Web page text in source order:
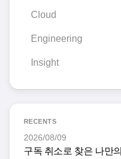
Cloud
Engineering
Insight
RECENTS
2026/08/09
구독 취소로 찾은 나만